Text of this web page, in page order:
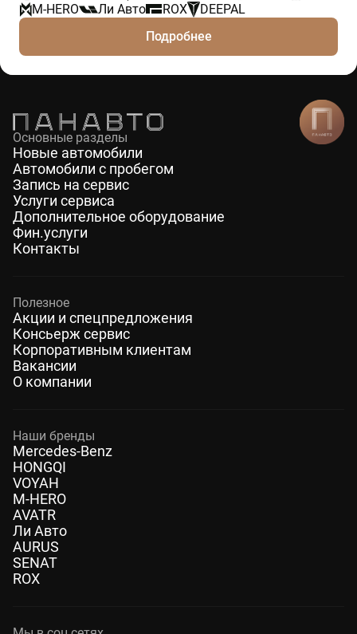
M-HERO
Ли Авто ROX
DEEPAL
Подробнее
Основные разделы
Новые автомобили
Автомобили с пробегом
Запись на сервис
Услуги сервиса
Дополнительное оборудование
Фин.услуги
Контакты
Полезное
Акции и спецпредложения
Консьерж сервис
Корпоративным клиентам
Вакансии
О компании
Наши бренды
Mercedes-Benz
HONGQI
VOYAH
M-HERO
AVATR
Ли Авто
AURUS
SENAT
ROX